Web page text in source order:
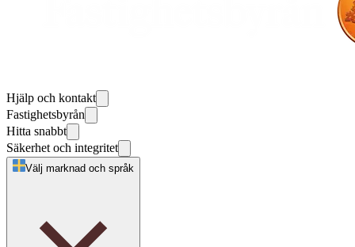
Hjälp och kontakt
Fastighetsbyrån
Hitta snabbt
Säkerhet och integritet
Välj marknad och språk